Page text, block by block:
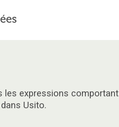
les expressions
dans Usito.